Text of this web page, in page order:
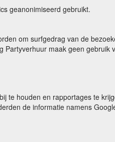
geanonimiseerd gebruikt.
om surfgedrag van de
maak geen gebruik
te houden en rapportages te
de informatie namens